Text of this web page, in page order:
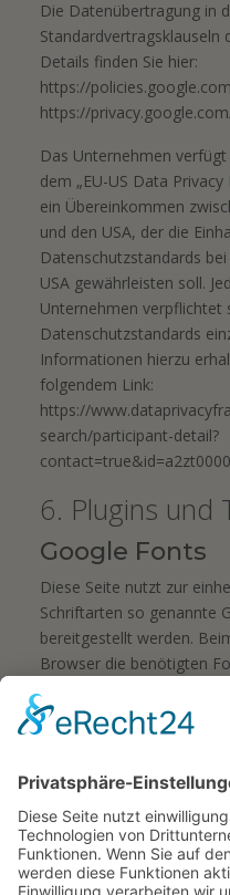
Die Datenübertragung in
Standardvertragsklauseln
Details finden Sie hier:
https://
https://
Das Unternehmen
dem „EU-US Data
ein Übereinkommen
und den USA, der die
Datenschutzstandards
USA gewährleisten soll.
Unternehmen verpflichtet
Datenschutzstandards
Informationen hierzu
folgendem Link:
https://
search/participant-detail?
6. Plugins und
Google Fonts
Diese Seite nutzt zur
Schriftarten so genannte
bereitgestellt werden.
Browser die benötigten
Zu diesem Zweck muss
aufnehmen. Hierdurch
dass über Ihre IP-
wurde. Die Nutzung von
Grundlage von Art. 6 Abs.
Websitebetreiber hat ein